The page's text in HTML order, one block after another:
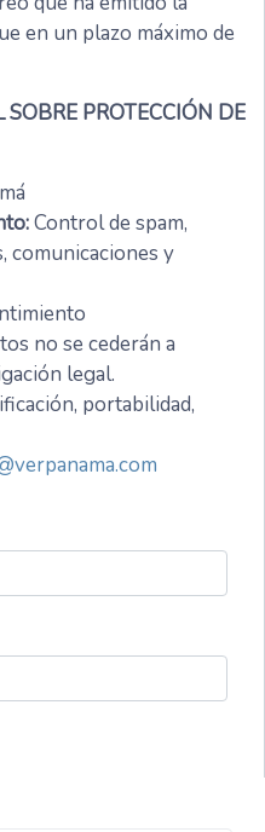
en un plazo máximo de
PROTECCIÓN DE
Control de spam,
comunicaciones y
no se cederán a
legal.
portabilidad,